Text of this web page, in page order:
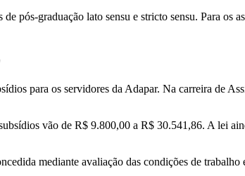
pós-graduação lato sensu e stricto sensu. Para
para os servidores da Adapar. Na carreira de
vão de R$ 9.800,00 a R$ 30.541,86. A lei
mediante avaliação das condições de trabalho